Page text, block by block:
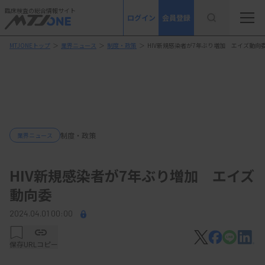
臨床検査の総合情報サイト
ログイン 会員登録
MTJONEトップ ＞ 業界ニュース ＞ 制度・政策 ＞ HIV新規感染者が7年ぶり増加 エイズ動向
業界ニュース 制度・政策
HIV新規感染者が7年ぶり増加 エイズ
動向委
2024.04.01 00:00
保存URLコピー